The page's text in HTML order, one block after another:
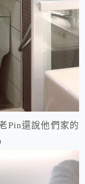
Pin還說他們家的